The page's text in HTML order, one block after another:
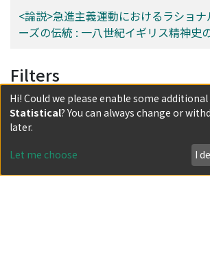
<論説>急進主義運動におけるラショナ
ーズの伝統 : 一八世紀イギリス精神史
Filters
Author
Hi! Could we please enable some
Statistical? You can always change or
later.
Let me choose I